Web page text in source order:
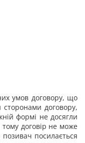
умов договору, що
договору,
формі не досягли
тому договір не може
посилається